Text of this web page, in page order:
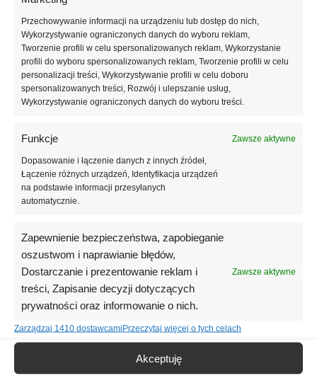
Przechowywanie informacji na urządzeniu lub dostęp do nich,
Wykorzystywanie ograniczonych danych do wyboru reklam,
Tworzenie profili w celu spersonalizowanych reklam, Wykorzystanie
profili do wyboru spersonalizowanych reklam, Tworzenie profili w celu
personalizacji treści, Wykorzystywanie profili w celu doboru
spersonalizowanych treści, Rozwój i ulepszanie usług,
Wykorzystywanie ograniczonych danych do wyboru treści.
Funkcje Zawsze aktywne
Dopasowanie i łączenie danych z innych źródeł,
Łączenie różnych urządzeń, Identyfikacja urządzeń
na podstawie informacji przesyłanych
automatycznie.
Zapewnienie bezpieczeństwa, zapobieganie
oszustwom i naprawianie błędów,
Dostarczanie i prezentowanie reklam i
treści, Zapisanie decyzji dotyczących
prywatności oraz informowanie o nich.
Zawsze aktywne
Zarządzaj 1410 dostawcami Przeczytaj więcej o tych celach
Akceptuję
powierzchnie płyt wiórowych, gipsowo-kartonowych, lamperii,
tynków gipsowych, wszelkich betonów i mocnych powłok
malarskich. Zagruntowanie podłoża gruntem kwarcowym CT 16
zdecydowanie zmniejsza jego nasiąkliwość. Zapobiega to zbyt
szybkiemu przesychaniu nakładanych potem materiałów,
pozwalając wydłużyć czas otwarty nawet o 3 minuty przy
gruntowane powierzchnie szorstkimi i odpornymi na zarysowanie.
szpachlówek i farb. Szybkoschnący – czas schnięcia tylko 3
godziny.
mineralnych, silikatowo-silikonowych, silikonowych i
elastomerowych. Grunt kwarcowy CT 16 może stanowić również
warstwę ochronną, gdy niemożliwe jest kontynuowanie prac ze
względu na okres zimowy. Wznawiając prace po okresie dłuższym
niż pół roku, zaleca się ponowienie aplikacji. Do
stosować preparat Ceresit CT 17. Można stosować CT 16 w
budownictwie ekologicznym i energooszczędnym oraz w
budynkach pasywnych.